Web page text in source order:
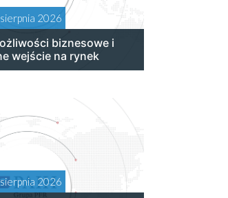
2026
biznesowe i
wejście na rynek
2026